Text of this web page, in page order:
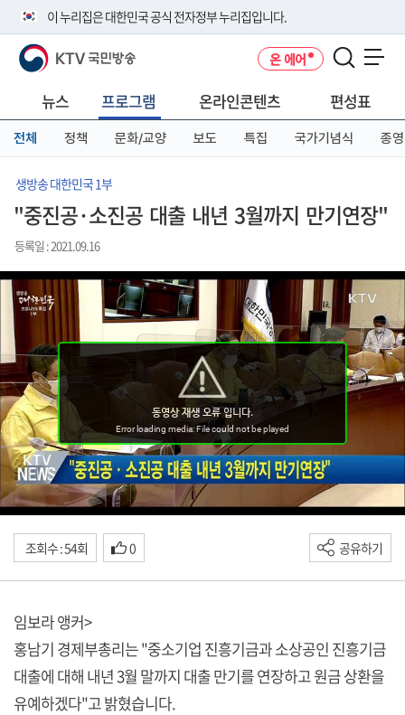
이 누리집은 대한민국 공식 전자정부 누리집입니다.
공식 누리집 주소 확인하기
니다.
이밖에 or.kr 또는 .kr등 다른 도메인 주소를 사용하고 있다면 아래 URL에
서 도메인 주소를 확인해 보세요
KTV 국민방송 온 에어
뉴스 프로그램 온라인콘텐츠 편성표
전체 정책 문화/교양 보도 특집 국가기념식 종영
생방송 대한민국 1부
"중진공·소진공 대출 내년 3월까지 만기연장"
등록일 : 2021.09.16
조회수 : 54회 0 공유하기
임보라 앵커>
홍남기 경제부총리는 "중소기업 진흥기금과 소상공인 진흥기금
대출에 대해 내년 3월 말까지 대출 만기를 연장하고 원금 상환을
유예하겠다"고 밝혔습니다.